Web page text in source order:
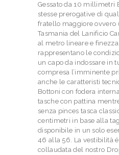
Gessato da 10 millimetri
stesse prerogative di
fratello maggiore ovvero
Tasmania del Lanificio
al metro lineare e finezza
rappresentano le
un capo da indossare in
compresa l’imminente
anche le caratteristi
Bottoni con fodera
tasche con pattina
senza pinces tasca
centimetri in base alla
disponibile in un solo
46 alla 56. La vestibilità
collaudata del nostro